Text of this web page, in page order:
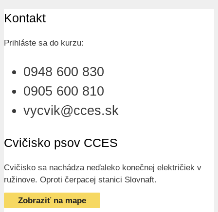
Kontakt
Prihláste sa do kurzu:
0948 600 830
0905 600 810
vycvik@cces.sk
Cvičisko psov CCES
Cvičisko sa nachádza neďaleko konečnej električiek v
ružinove. Oproti čerpacej stanici Slovnaft.
Zobraziť na mape